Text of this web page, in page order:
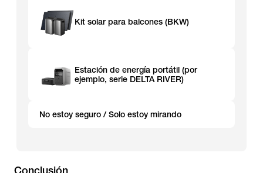
Kit solar para balcones (BKW)
Estación de energía portátil (por
ejemplo, serie DELTA RIVER)
No estoy seguro / Solo estoy mirando
Conclusión